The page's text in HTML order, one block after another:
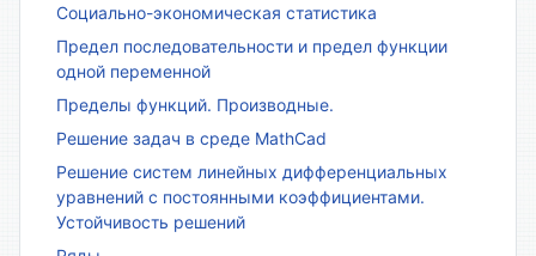
Социально-экономическая статистика
Предел последовательности и предел функции
одной переменной
Пределы функций. Производные.
Решение задач в среде MathCad
Решение систем линейных дифференциальных
уравнений с постоянными коэффициентами.
Устойчивость решений